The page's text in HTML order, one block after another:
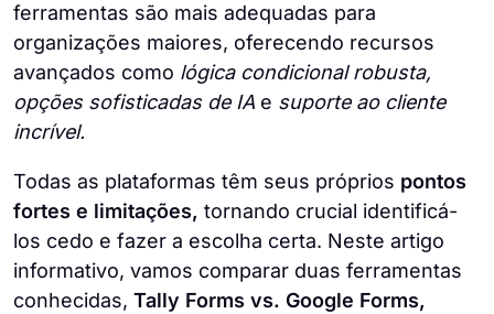
ferramentas são mais adequadas para
organizações maiores, oferecendo recursos
avançados como lógica condicional robusta,
opções sofisticadas de IA e suporte ao cliente
incrível.
Todas as plataformas têm seus próprios pontos
fortes e limitações, tornando crucial identificá-
los cedo e fazer a escolha certa. Neste artigo
informativo, vamos comparar duas ferramentas
conhecidas, Tally Forms vs. Google Forms,